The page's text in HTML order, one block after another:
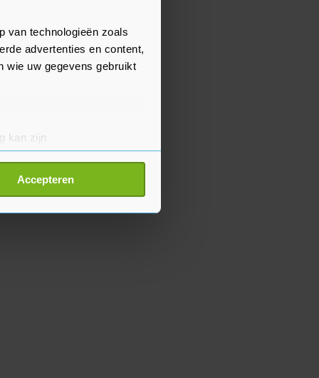
van technologieën zoals
advertenties en content,
wie uw gegevens gebruikt
kan zijn
detailgedeelte
cookiepagina kun je
Accepteren